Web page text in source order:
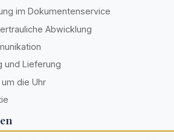
im Dokumentenservice
Abwicklung
und Lieferung
die Uhr